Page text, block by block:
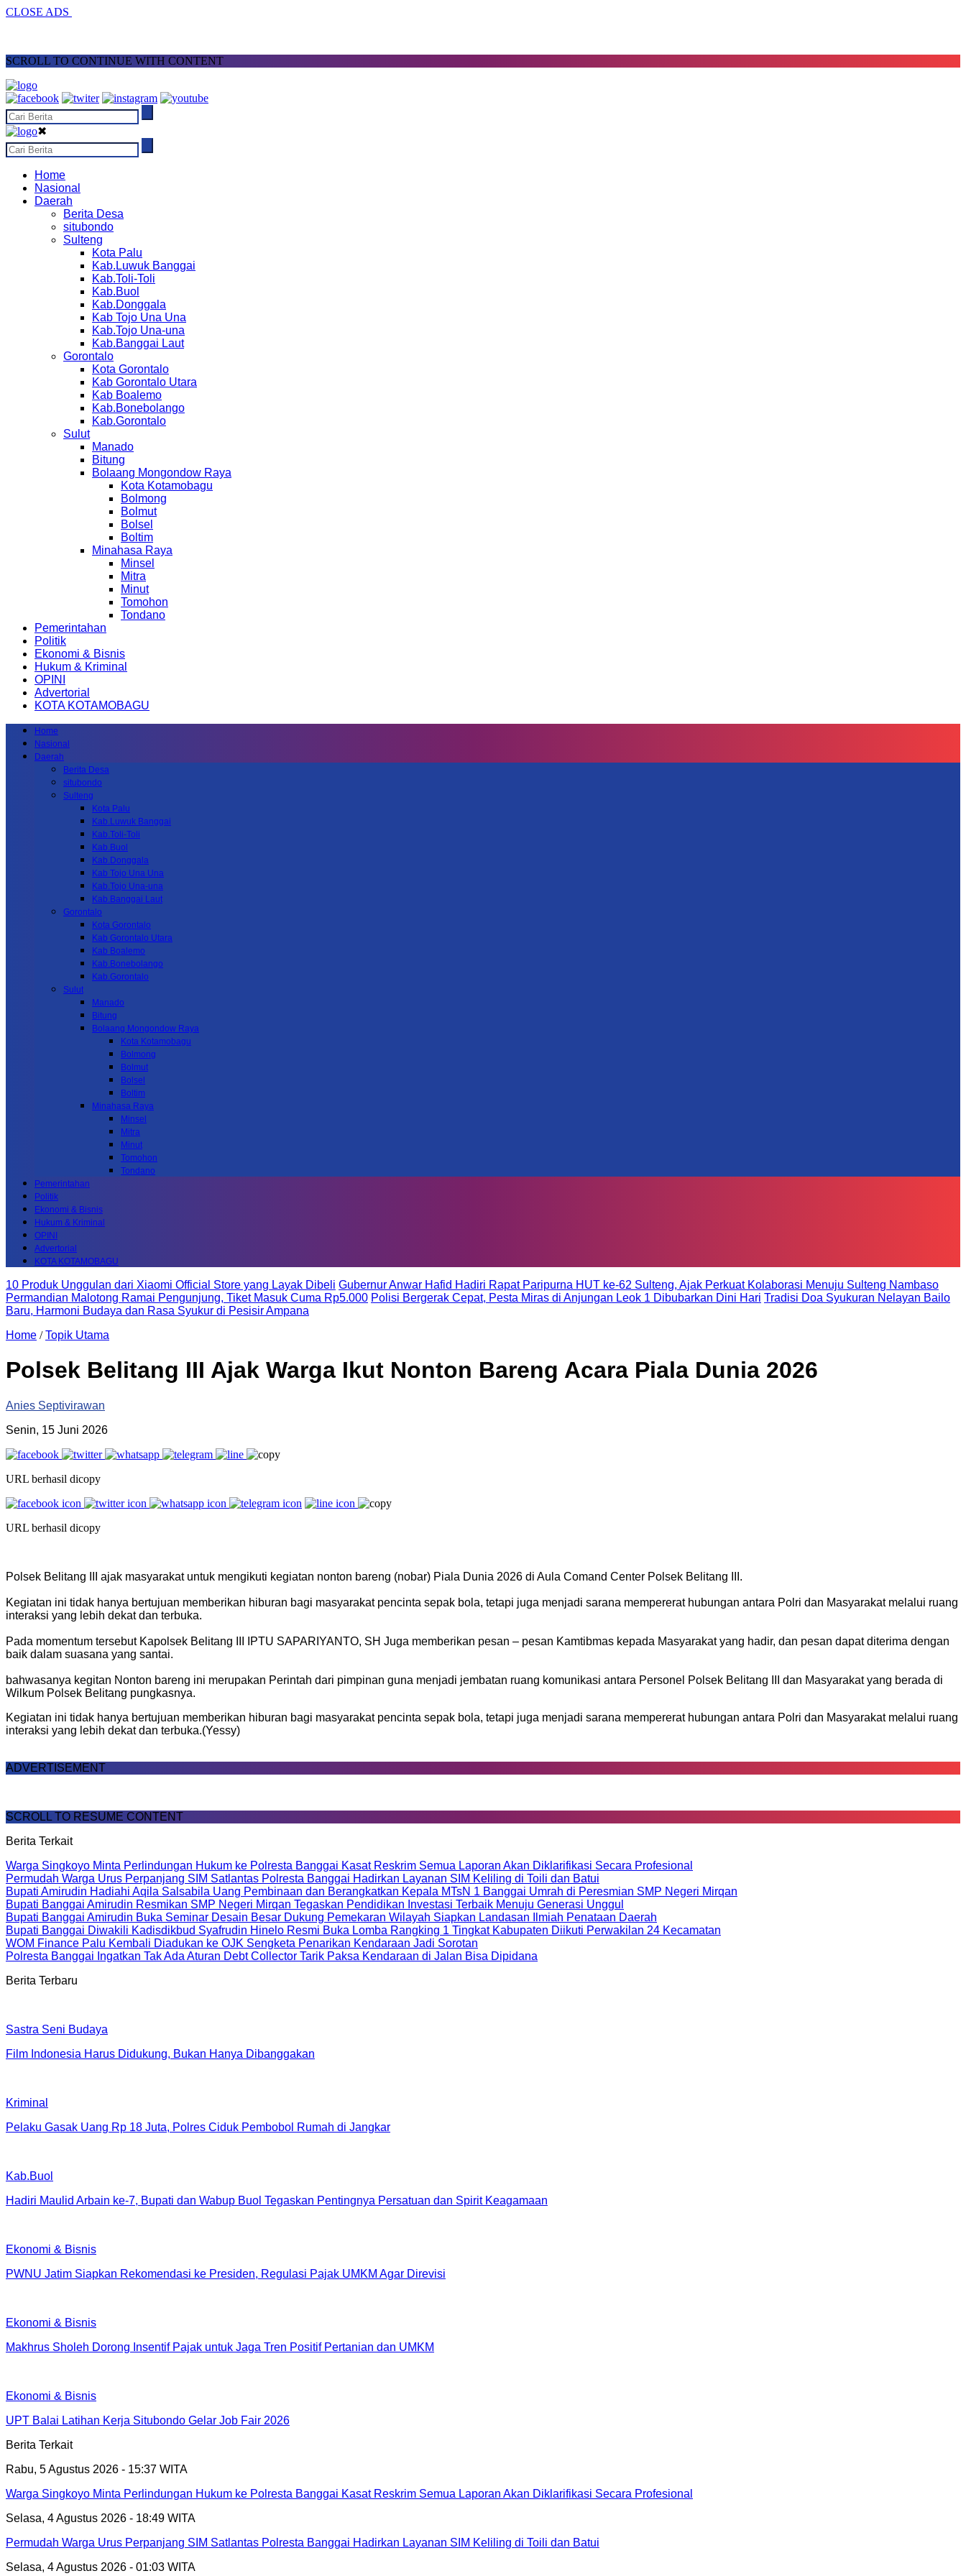
CLOSE ADS
SCROLL TO CONTINUE WITH CONTENT
✖
Home
Nasional
Daerah
Berita Desa
situbondo
Sulteng
Kota Palu
Kab.Luwuk Banggai
Kab.Toli-Toli
Kab.Buol
Kab.Donggala
Kab Tojo Una Una
Kab.Tojo Una-una
Kab.Banggai Laut
Gorontalo
Kota Gorontalo
Kab Gorontalo Utara
Kab Boalemo
Kab.Bonebolango
Kab.Gorontalo
Sulut
Manado
Bitung
Bolaang Mongondow Raya
Kota Kotamobagu
Bolmong
Bolmut
Bolsel
Boltim
Minahasa Raya
Minsel
Mitra
Minut
Tomohon
Tondano
Pemerintahan
Politik
Ekonomi & Bisnis
Hukum & Kriminal
OPINI
Advertorial
KOTA KOTAMOBAGU
Home
Nasional
Daerah
Berita Desa
situbondo
Sulteng
Kota Palu
Kab.Luwuk Banggai
Kab.Toli-Toli
Kab.Buol
Kab.Donggala
Kab Tojo Una Una
Kab.Tojo Una-una
Kab.Banggai Laut
Gorontalo
Kota Gorontalo
Kab Gorontalo Utara
Kab Boalemo
Kab.Bonebolango
Kab.Gorontalo
Sulut
Manado
Bitung
Bolaang Mongondow Raya
Kota Kotamobagu
Bolmong
Bolmut
Bolsel
Boltim
Minahasa Raya
Minsel
Mitra
Minut
Tomohon
Tondano
Pemerintahan
Politik
Ekonomi & Bisnis
Hukum & Kriminal
OPINI
Advertorial
KOTA KOTAMOBAGU
10 Produk Unggulan dari Xiaomi Official Store yang Layak Dibeli Gubernur Anwar Hafid Hadiri Rapat Paripurna HUT ke-62 Sulteng, Ajak Perkuat Kolaborasi Menuju Sulteng Nambaso
Permandian Malotong Ramai Pengunjung, Tiket Masuk Cuma Rp5.000 Polisi Bergerak Cepat, Pesta Miras di Anjungan Leok 1 Dibubarkan Dini Hari Tradisi Doa Syukuran Nelayan Bailo
Baru, Harmoni Budaya dan Rasa Syukur di Pesisir Ampana
Home /Topik Utama
Polsek Belitang III Ajak Warga Ikut Nonton Bareng Acara Piala Dunia 2026
Anies Septivirawan
Senin, 15 Juni 2026
URL berhasil dicopy
URL berhasil dicopy
Polsek Belitang III ajak masyarakat untuk mengikuti kegiatan nonton bareng (nobar) Piala Dunia 2026 di Aula Comand Center Polsek Belitang III.
‎Kegiatan ini tidak hanya bertujuan memberikan hiburan bagi masyarakat pencinta sepak bola, tetapi juga menjadi sarana mempererat hubungan antara Polri dan Masyarakat melalui ruang
interaksi yang lebih dekat dan terbuka.
‎Pada momentum tersebut Kapolsek Belitang III IPTU SAPARIYANTO, SH Juga memberikan pesan – pesan Kamtibmas kepada Masyarakat yang hadir, dan pesan dapat diterima dengan
baik dalam suasana yang santai.
bahwasanya kegitan Nonton bareng ini merupakan Perintah dari pimpinan guna menjadi jembatan ruang komunikasi antara Personel Polsek Belitang III dan Masyarakat yang berada di
Wilkum Polsek Belitang pungkasnya.
‎Kegiatan ini tidak hanya bertujuan memberikan hiburan bagi masyarakat pencinta sepak bola, tetapi juga menjadi sarana mempererat hubungan antara Polri dan Masyarakat melalui ruang
interaksi yang lebih dekat dan terbuka.(Yessy)
ADVERTISEMENT
SCROLL TO RESUME CONTENT
Berita Terkait
Warga Singkoyo Minta Perlindungan Hukum ke Polresta Banggai Kasat Reskrim Semua Laporan Akan Diklarifikasi Secara Profesional
Permudah Warga Urus Perpanjang SIM Satlantas Polresta Banggai Hadirkan Layanan SIM Keliling di Toili dan Batui
Bupati Amirudin Hadiahi Aqila Salsabila Uang Pembinaan dan Berangkatkan Kepala MTsN 1 Banggai Umrah di Peresmian SMP Negeri Mirqan
Bupati Banggai Amirudin Resmikan SMP Negeri Mirqan Tegaskan Pendidikan Investasi Terbaik Menuju Generasi Unggul
Bupati Banggai Amirudin Buka Seminar Desain Besar Dukung Pemekaran Wilayah Siapkan Landasan Ilmiah Penataan Daerah
Bupati Banggai Diwakili Kadisdikbud Syafrudin Hinelo Resmi Buka Lomba Rangking 1 Tingkat Kabupaten Diikuti Perwakilan 24 Kecamatan
WOM Finance Palu Kembali Diadukan ke OJK Sengketa Penarikan Kendaraan Jadi Sorotan
Polresta Banggai Ingatkan Tak Ada Aturan Debt Collector Tarik Paksa Kendaraan di Jalan Bisa Dipidana
Berita Terbaru
Sastra Seni Budaya
Film Indonesia Harus Didukung, Bukan Hanya Dibanggakan
Kriminal
Pelaku Gasak Uang Rp 18 Juta, Polres Ciduk Pembobol Rumah di Jangkar
Kab.Buol
Hadiri Maulid Arbain ke-7, Bupati dan Wabup Buol Tegaskan Pentingnya Persatuan dan Spirit Keagamaan
Ekonomi & Bisnis
PWNU Jatim Siapkan Rekomendasi ke Presiden, Regulasi Pajak UMKM Agar Direvisi
Ekonomi & Bisnis
Makhrus Sholeh Dorong Insentif Pajak untuk Jaga Tren Positif Pertanian dan UMKM
Ekonomi & Bisnis
UPT Balai Latihan Kerja Situbondo Gelar Job Fair 2026
Berita Terkait
Rabu, 5 Agustus 2026 - 15:37 WITA
Warga Singkoyo Minta Perlindungan Hukum ke Polresta Banggai Kasat Reskrim Semua Laporan Akan Diklarifikasi Secara Profesional
Selasa, 4 Agustus 2026 - 18:49 WITA
Permudah Warga Urus Perpanjang SIM Satlantas Polresta Banggai Hadirkan Layanan SIM Keliling di Toili dan Batui
Selasa, 4 Agustus 2026 - 01:03 WITA